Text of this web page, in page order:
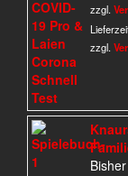
zzgl.
zzgl.